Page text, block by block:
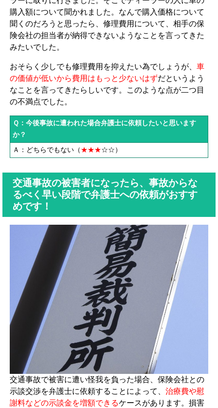
購入額について聞かれました。なんで購入価格について
聞くのだろうと思ったら、修理費用について、相手の保
険会社の担当者が納得できないようなことを言ってきた
みたいでした。
おそらく少しでも修理費用を抑えたい為でしょうが、 車
の価値が低いから費用はもっと少ないはずだというよう
なことを言ってきたらしいです。このような点が二つ目
の不満点でした。
Ｑ：今後事故に遭われた場合弁護士に依頼したいと思います
か？
Ａ：どちらでもない（ ★★★☆☆ ）
交通事故の被害者になったら、事故からな
るべく早い段階で弁護士への依頼がおすす
めです！
交通事故で被害に遭い怪我を負った場合、保険会社との
示談交渉を弁護士に依頼することによって、 治療費や慰
謝料などの示談金を増額できるケースがあります。損害